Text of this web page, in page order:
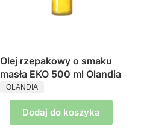
Olej rzepakowy o smaku
masła EKO 500 ml Olandia
PRODUCENT
OLANDIA
Dodaj do koszyka